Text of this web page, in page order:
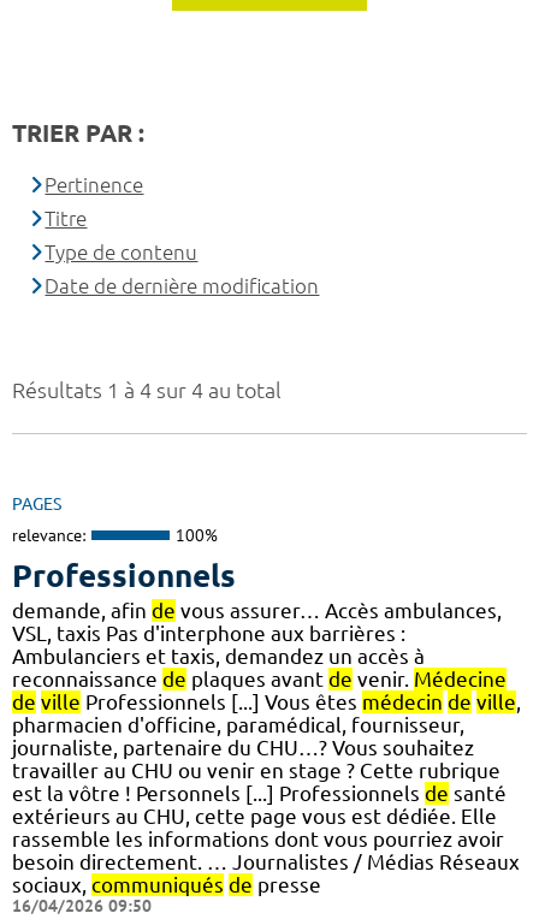
Résultats 1 à 4 sur 4 au total
PAGES
relevance: 100%
Professionnels
demande, afin de vous assurer… Accès ambulances,
VSL, taxis Pas d'interphone aux barrières :
Ambulanciers et taxis, demandez un accès à
reconnaissance de plaques avant de venir. Médecine
de ville Professionnels [...] Vous êtes médecin de ville
pharmacien d'officine, paramédical, fournisseur,
journaliste, partenaire du CHU…? Vous souhaitez
travailler au CHU ou venir en stage ? Cette rubrique
est la vôtre ! Personnels [...] Professionnels de santé
extérieurs au CHU, cette page vous est dédiée. Elle
rassemble les informations dont vous pourriez avoir
besoin directement. … Journalistes / Médias Réseaux
sociaux, communiqués de presse
16/04/2026 09:50
TRIER PAR :
Pertinence
Titre
Type de contenu
Date de dernière modification